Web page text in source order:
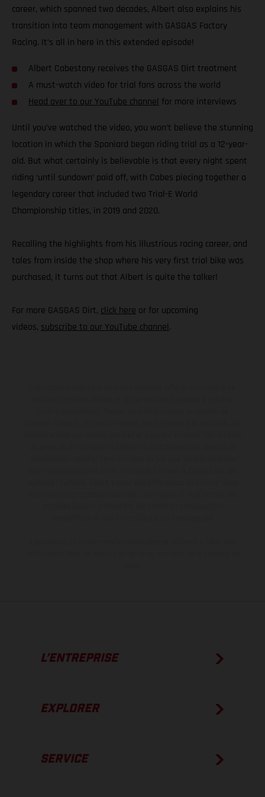
career, which spanned two decades, Albert also explains his
transition into team management with GASGAS Factory
Racing. It’s all in here in this extended episode!
Albert Cabestany receives the GASGAS Dirt treatment
A must-watch video for trial fans across the world
Head over to our YouTube channel for more interviews
Until you’ve watched the video, you won’t believe the stunning
location in which the Spaniard began riding trial as a 12-year-
old. But what certainly is believable is that every night spent
riding ‘until sundown’ paid off, with Cabes piecing together a
legendary career that included two Trial-E World
Championship titles, in 2019 and 2020.
Recalling the highlights from his illustrious racing career, and
tales from inside the shop where his very first trial bike was
purchased, it turns out that Albert is quite the talker!
For more GASGAS Dirt, click here or for upcoming
videos, subscribe to our YouTube channel.
L’ENTREPRISE
EXPLORER
SERVICE